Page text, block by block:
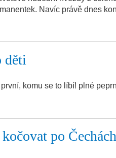
Navíc právě dnes
děti
komu se to líbí! plné
po